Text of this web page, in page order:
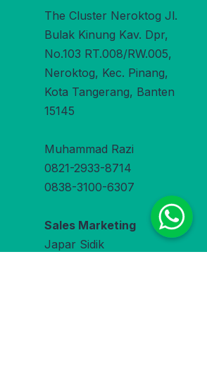
The Cluster Neroktog Jl.
Bulak Kinung Kav. Dpr,
No.103 RT.008/RW.005,
Neroktog, Kec. Pinang,
Kota Tangerang, Banten
15145
Muhammad Razi
0821-2933-8714
0838-3100-6307
Sales Marketing
Japar Sidik